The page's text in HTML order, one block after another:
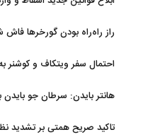
راز راه‌راه بودن گورخرها
احتمال سفر ویتکاف و کوشنر
هانتر بایدن: سرطان جو
تاکید صریح همتی بر تشدید